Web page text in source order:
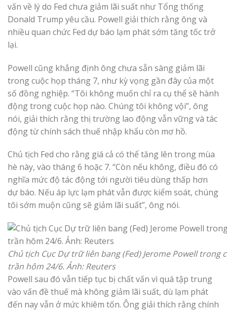
vấn về lý do Fed chưa giảm lãi suất như Tổng thống
Donald Trump yêu cầu. Powell giải thích rằng ông và
nhiều quan chức Fed dự báo lạm phát sớm tăng tốc trở
lại.
Powell cũng khẳng định ông chưa sẵn sàng giảm lãi
trong cuộc họp tháng 7, như kỳ vọng gần đây của một
số đồng nghiệp. “Tôi không muốn chỉ ra cụ thể sẽ hành
động trong cuộc họp nào. Chúng tôi không vội”, ông
nói, giải thích rằng thị trường lao động vẫn vững và tác
động từ chính sách thuế nhập khẩu còn mơ hồ.
Chủ tịch Fed cho rằng giá cả có thể tăng lên trong mùa
hè này, vào tháng 6 hoặc 7. “Còn nếu không, điều đó có
nghĩa mức độ tác động tới người tiêu dùng thấp hơn
dự báo. Nếu áp lực lạm phát vẫn được kiểm soát, chúng
tôi sớm muộn cũng sẽ giảm lãi suất”, ông nói.
Chủ tịch Cục Dự trữ liên bang (Fed) Jerome Powell trong
trần hôm 24/6. Ảnh: Reuters
Powell sau đó vẫn tiếp tục bị chất vấn vì quá tập trung
vào vấn đề thuế mà không giảm lãi suất, dù lạm phát
đến nay vẫn ở mức khiêm tốn. Ông giải thích rằng chính